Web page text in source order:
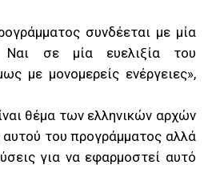
συνδέεται με μία
Ναι σε μία ευελιξία του
με μονομερείς ενέργειες»,
θέμα των ελληνικών αρχών
αυτού του προγράμματος αλλά
για να εφαρμοστεί αυτό